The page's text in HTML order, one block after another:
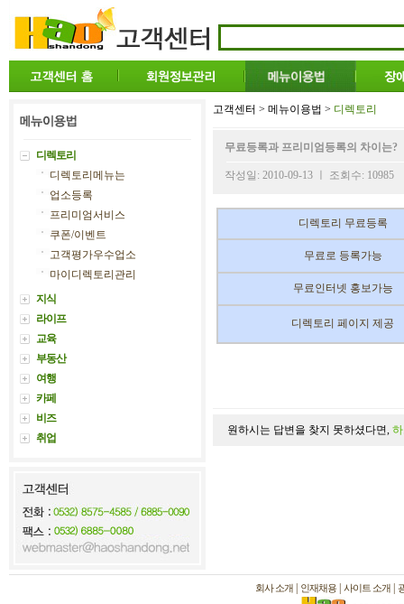
디렉토리
디렉토리메뉴는
업소등록
프리미엄서비스
쿠폰/이벤트
고객평가우수업소
마이디렉토리관리
지식
라이프
교육
부동산
여행
카페
비즈
취업
고객센터 > 메뉴이용법 > 디렉토리
무료등록과 프리미엄등록의 차이는?
작성일: 2010-09-13 ㅣ 조회수: 10985
디렉토리 무료등록
무료로 등록가능
무료인터넷 홍보가능
디렉토리 페이지 제공
원하시는 답변을 찾지 못하셨다면,
회사 소개 인재채용 사이트 소개